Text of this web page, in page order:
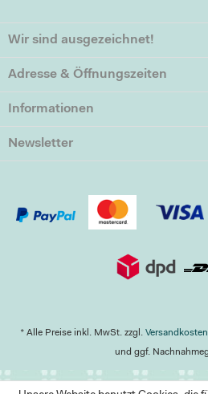
Wir sind ausgezeichnet!
Adresse & Öffnungszeiten
Informationen
Newsletter
* Alle Preise inkl. MwSt. zzgl.
und ggf.